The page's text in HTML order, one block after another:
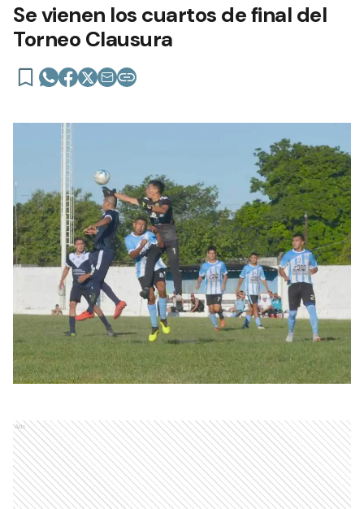
Se vienen los cuartos de final del
Torneo Clausura
Ads